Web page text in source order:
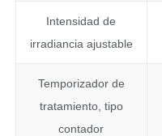
Intensidad de
irradiancia ajustable
Temporizador de
tratamiento, tipo
contador